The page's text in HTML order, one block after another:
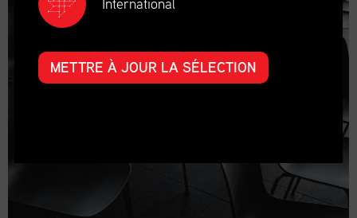
METTRE À JOUR LA SÉLECTION